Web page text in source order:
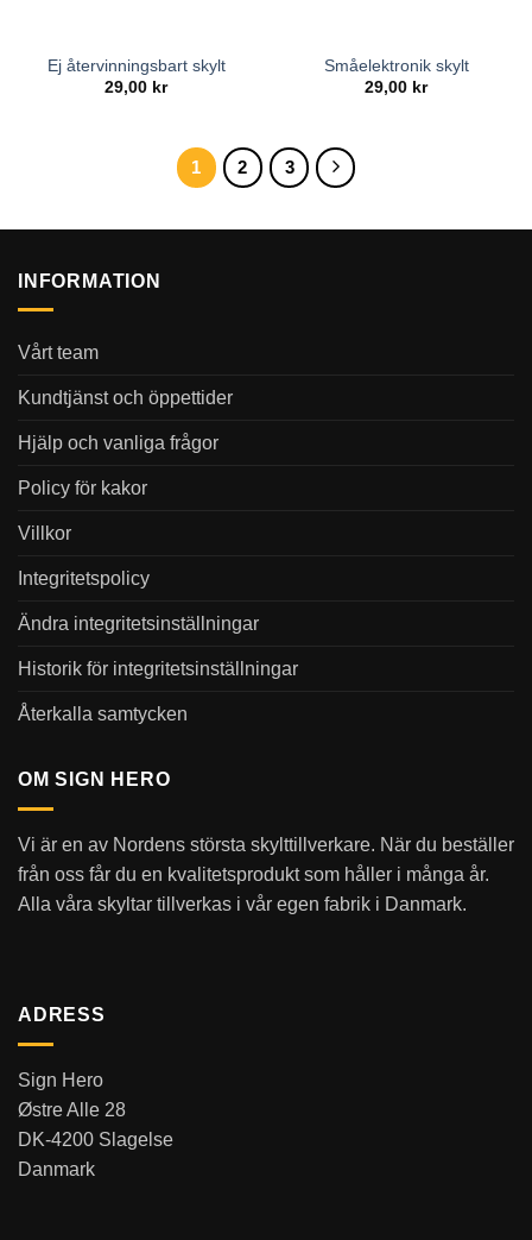
Ej återvinningsbart skylt
29,00 kr
Småelektronik skylt
29,00 kr
1 2 3
INFORMATION
Vårt team
Kundtjänst och öppettider
Hjälp och vanliga frågor
Policy för kakor
Villkor
Integritetspolicy
Ändra integritetsinställningar
Historik för integritetsinställningar
Återkalla samtycken
OM SIGN HERO
Vi är en av Nordens största skylttillverkare. När du beställer
från oss får du en kvalitetsprodukt som håller i många år.
Alla våra skyltar tillverkas i vår egen fabrik i Danmark.
ADRESS
Sign Hero
Østre Alle 28
DK-4200 Slagelse
Danmark